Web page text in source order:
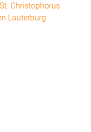
Christophorus
Lauterburg